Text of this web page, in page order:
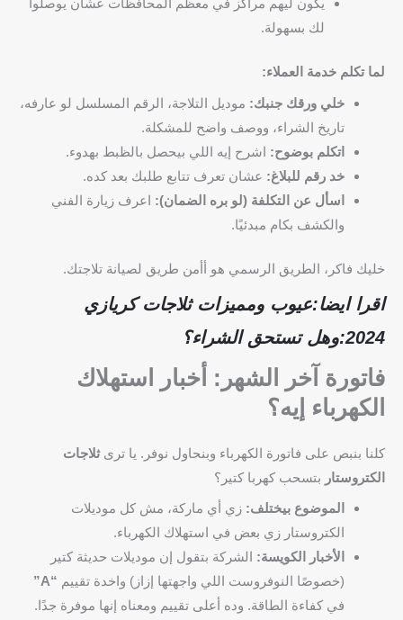
لك بسهولة.
لما تكلم خدمة العملاء:
خلي ورقك جنبك: موديل التلاجة، الرقم المسلسل لو عارفه،
تاريخ الشراء، ووصف واضح للمشكلة.
اتكلم بوضوح: اشرح إيه اللي بيحصل بالظبط بهدوء.
خد رقم للبلاغ: عشان تعرف تتابع طلبك بعد كده.
اسأل عن التكلفة (لو بره الضمان): اعرف زيارة الفني
والكشف بكام مبدئيًا.
خليك فاكر، الطريق الرسمي هو أأمن طريق لصيانة تلاجتك.
اقرا ايضا:عيوب ومميزات ثلاجات كريازي
2024:وهل تستحق الشراء؟
فاتورة آخر الشهر: أخبار استهلاك
الكهرباء إيه؟
كلنا بنبص على فاتورة الكهرباء وبنحاول نوفر. يا ترىثلاجات
الكتروستار بتسحب كهربا كتير؟
الموضوع بيختلف: زي أي ماركة، مش كل موديلات
الكتروستار زي بعض في استهلاك الكهرباء.
الأخبار الكويسة: الشركة بتقول إن موديلات حديثة كتير
(خصوصًا النوفروست اللي واجهتها إزاز) واخدة تقييم “A”
في كفاءة الطاقة. وده أعلى تقييم ومعناه إنها موفرة جدًا.